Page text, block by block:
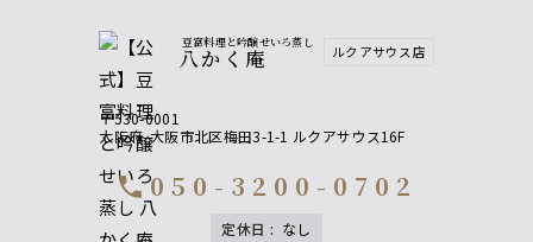
豆富料理と吟醸せいろ蒸し
八かく庵 ルクアサウス店
〒530-0001
大阪府 大阪市北区梅田3-1-1 ルクアサウス16F
call050-3200-0702
定休日 : なし